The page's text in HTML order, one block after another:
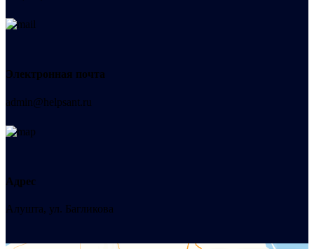
Электронная почта
admin@helpsant.ru
Адрес
Алушта, ул. Багликова